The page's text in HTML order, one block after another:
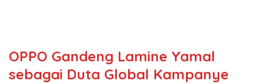
OPPO Gandeng Lamine Yamal
sebagai Duta Global Kampanye